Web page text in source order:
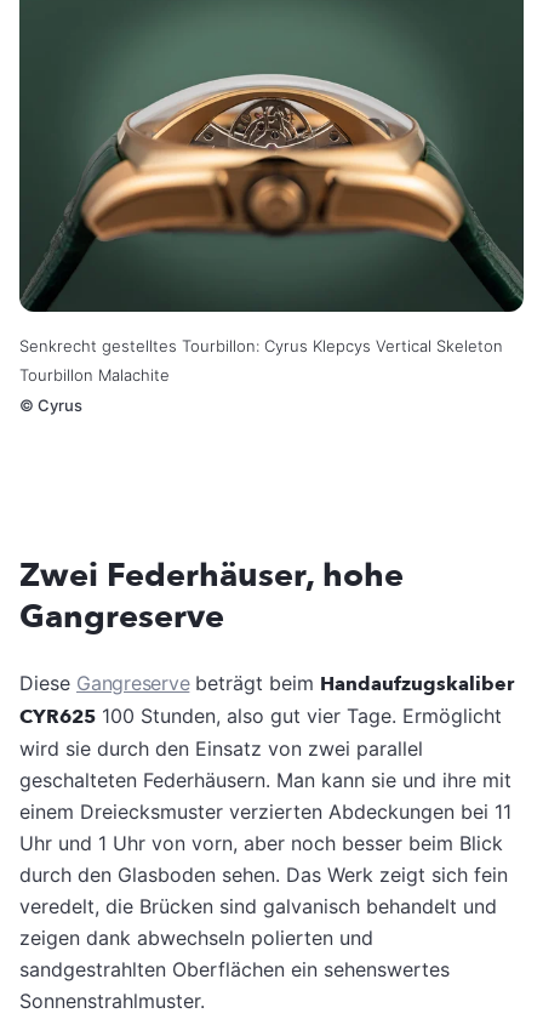
Senkrecht gestelltes Tourbillon: Cyrus Klepcys Vertical Skeleton
Tourbillon Malachite
© Cyrus
Zwei Federhäuser, hohe
Gangreserve
Diese Gangreservebeträgt beim Handaufzugskaliber
CYR625 100 Stunden, also gut vier Tage. Ermöglicht
wird sie durch den Einsatz von zwei parallel
geschalteten Federhäusern. Man kann sie und ihre mit
einem Dreiecksmuster verzierten Abdeckungen bei 11
Uhr und 1 Uhr von vorn, aber noch besser beim Blick
durch den Glasboden sehen. Das Werk zeigt sich fein
veredelt, die Brücken sind galvanisch behandelt und
zeigen dank abwechseln polierten und
sandgestrahlten Oberflächen ein sehenswertes
Sonnenstrahlmuster.